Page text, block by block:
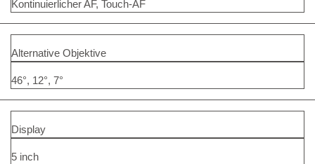
Kontinuierlicher AF, Touch-AF
Alternative Objektive
46°, 12°, 7°
Display
5 inch